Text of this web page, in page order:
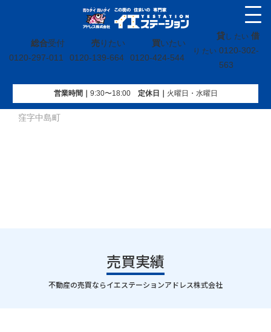
総合受付
0120-297-011
売りたい
0120-139-664
買いたい
0120-424-544
貸し たい 借
り たい 0120-302-
563
営業時間｜ 9:30〜18:00定休⽇｜ 火曜⽇・水曜⽇
イエステーション»売買実績»土地»福島県いわき市平下平
窪字中島町
売買実績
｜
不動産の売買ならイエステーションアドレス株式会社